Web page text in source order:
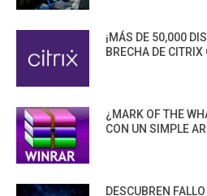
¡MÁS DE 50,000
BRECHA DE
¿MARK OF THE
CON UN SIMPLE
DESCUBREN